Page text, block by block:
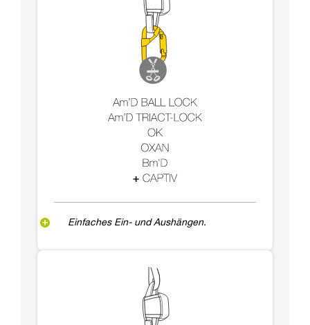
Einfaches Ein- und Aushängen.